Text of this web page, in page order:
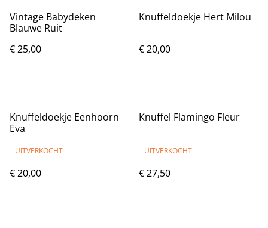
Vintage Babydeken
Blauwe Ruit
€ 25,00
Knuffeldoekje Hert Milou
€ 20,00
Knuffeldoekje Eenhoorn
Eva
UITVERKOCHT
€ 20,00
Knuffel Flamingo Fleur
UITVERKOCHT
€ 27,50